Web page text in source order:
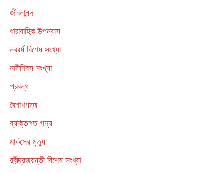
জীবনানন্দ
ধারাবাহিক উপন্যাস
নববর্ষ বিশেষ সংখ্যা
নারীদিবস সংখ্যা
প্রবন্ধ
বৈশাখপত্র
ব্যক্তিগত গদ্য
মার্কসের মৃত্যু
রবীন্দ্রজয়ন্তী বিশেষ সংখ্যা